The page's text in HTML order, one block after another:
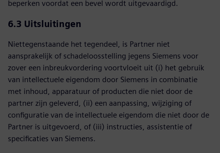
beperken voordat een bevel wordt uitgevaardigd.
6.3 Uitsluitingen
Niettegenstaande het tegendeel, is Partner niet
aansprakelijk of schadeloosstelling jegens Siemens voor
zover een inbreukvordering voortvloeit uit (i) het gebruik
van intellectuele eigendom door Siemens in combinatie
met inhoud, apparatuur of producten die niet door de
partner zijn geleverd, (ii) een aanpassing, wijziging of
configuratie van de intellectuele eigendom die niet door de
Partner is uitgevoerd, of (iii) instructies, assistentie of
specificaties van Siemens.